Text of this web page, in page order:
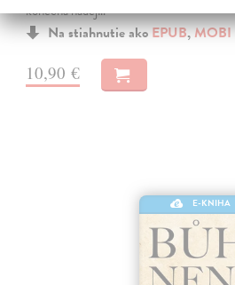
konečná nádej…
Na stiahnutie akoEPUB,MOBI
10,90 €
E-KNIHA